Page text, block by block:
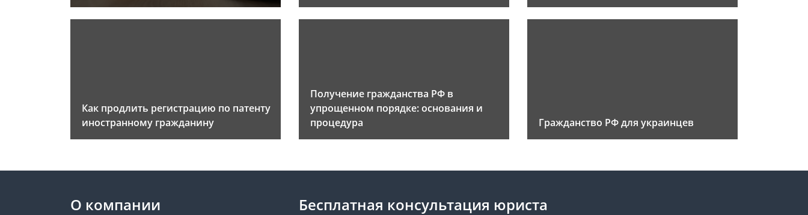
Как продлить регистрацию по патенту
иностранному гражданину
Получение гражданства РФ в
упрощенном порядке: основания и
процедура
Гражданство РФ для украинцев
О компании Бесплатная консультация юриста